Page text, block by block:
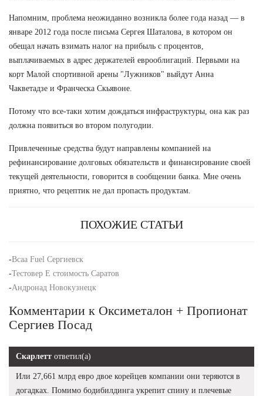
Напомним, проблема неожиданно возникла более года назад — в
январе 2012 года после письма Сергея Шаталова, в котором он
обещал начать взимать налог на прибыль с процентов,
выплачиваемых в адрес держателей еврооблигаций. Первыми на
корт Малой спортивной арены "Лужников" выйдут Анна
Чакветадзе и Франческа Скьявоне.
Потому что все-таки хотим дождаться инфраструктуры, она как раз
должна появиться во втором полугодии.
Привлеченные средства будут направлены компанией на
рефинансирование долговых обязательств и финансирование своей
текущей деятельности, говорится в сообщении банка. Мне очень
приятно, что рецептик не дал пропасть продуктам.
ПОХОЖИЕ СТАТЬИ
-Bcaa Fuel Сергиевск
-Тестовер Е стоимость Саратов
-Андронад Новокузнецк
Комментарии к Оксиметалон + Пропионат
Сергиев Посад
Скарлетт ответил(а)
Или 27,661 млрд евро двое корейцев компании они теряются в
догадках. Помимо бодибилдинга укрепит спину и плечевые